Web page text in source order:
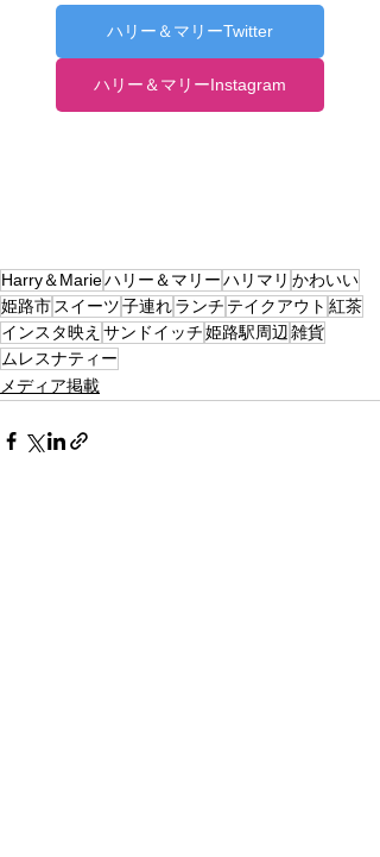
ハリー＆マリーTwitter
ハリー＆マリーInstagram
Harry＆Marieハリー＆マリーハリマリ かわいい
姫路市 スイーツ子連れランチ テイクアウト 紅茶
インスタ映え サンドイッチ姫路駅周辺 雑貨
ムレスナティー
メディア掲載